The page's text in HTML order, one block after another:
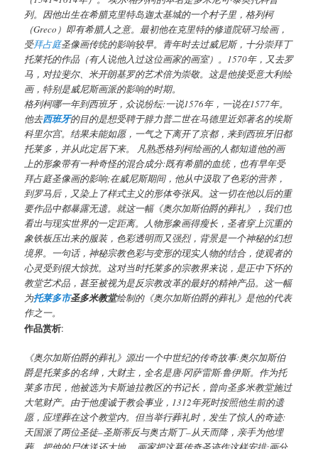
列。因他出生在希腊克里特岛迦太基城的一个村子里，格列柯
（Greco）即有希腊人之意。最初他在克里特的修道院研习绘画，
受拜占庭圣像画传统的影响较早。青年时去过威尼斯，十分崇拜丁
托莱托的作品（有人说他入过这位画家的画室）。1570年，又去罗
马，对拉斐尔、米开朗基罗的艺术倍为崇敬。这是他接受意大利绘
画，特别是威尼斯画派的影响的时期。
格列柯哪一年到西班牙，众说纷纭:一说1576年，一说在1577年。
他去西班牙的目的是想受聘于腓力普二世在马德里近郊著名的埃斯
科里尔宫。结果未能如愿，一气之下离开了京都，来到西班牙旧都
托莱多，并从此定居下来。 凡熟悉格列柯绘画的人都知道他的画
上的形象带有一种奇怪的混合成分:既有希腊的血统，也有早年受
拜占庭圣像画的影响;在威尼斯期间，他从中汲取了色彩的营养，
到罗马后，又染上了样式主义的形体夸张风。这一切在他以后的重
要作品中都暴露无遗。就这一幅《奥尔加斯伯爵的葬礼》，我们也
看出与现实世界的一定距离。人物形象画得瘦长，圣者穿上沉重的
象铁板压出来的服装，色彩透明而又强烈，背景是一个神秘的幻想
境界。一句话，神秘宗教色彩与变形的现实人物的结合，使观者的
心灵受到很大惊扰。这对当时托莱多的宗教界来说，是正中下怀的
教堂艺术品，甚至被视为是反宗教改革的最好的精神产品。这一幅
为托莱多市圣多米教堂绘制的《奥尔加斯伯爵的葬礼》是他的代表
作之一。
作品赏析:
《奥尔加斯伯爵的葬礼》源出一个中世纪的传奇故事:奥尔加斯伯
爵是托莱多的名绅，大财主，全名是唐·冈萨雷斯·鲁伊斯。作为托
莱多市民，他被选为卡斯迪拉教区的书记长，曾向圣多米教堂施过
大笔财产。由于他虔诚于教会事业，1312年死时按照他生前的遗
愿，应埋葬在这个教堂内。但当举行葬礼时，发生了惊人的奇迹:
天国派了两位圣徒–圣斯蒂反与奥古斯丁–从天而降，亲手为他埋